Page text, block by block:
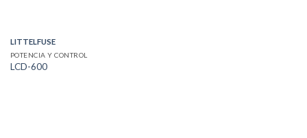
LITTELFUSE
POTENCIA Y CONTROL
LCD-600